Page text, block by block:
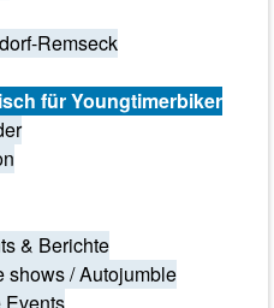
Remseck
für Youngtimerbiker
& Berichte
/ Autojumble